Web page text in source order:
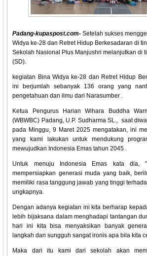
Padang-kupaspost.com- Setelah sukses
Widya ke-28 dan Retret Hidup Berkesadaran di
Sekolah Nasional Plus Manjushri melanjutkan di
(SD).
kegiatan Bina Widya ke-28 dan Retret Hidup
ini berjumlah sebanyak 136 orang yang
pengetahuan dan ilmu dari Narasumber .
Ketua Pengurus Harian Wihara Buddha
(WBWBC) Padang, U.P. Sudharma SL., saat
pada Minggu, 9 Maret 2025 mengatakan, ini
yang kami lakukan untuk mendukung
mewujudkan Indonesia Emas tahun 2045 .
Untuk menuju Indonesia Emas kata dia,
mempersiapkan generasi muda yang baik,
memiliki rasa tanggung jawab yang tinggi
ungkapnya.
Dengan adanya kegiatan ini kita berharap
lebih bijaksana dalam menghadapi tantangan
hari ini kita bisa menyaksikan banyak
langkah dan sungguh sangat ironis apa bila kita
Maka dari itu kami dari sekolah akan